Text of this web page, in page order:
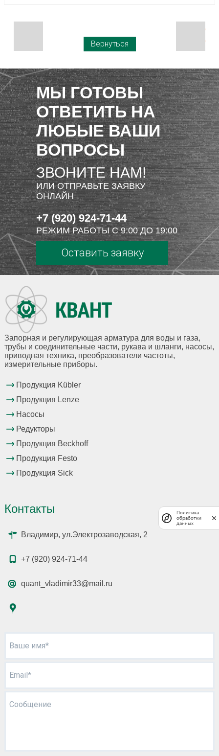
Вернуться
МЫ ГОТОВЫ
ОТВЕТИТЬ НА
ЛЮБЫЕ ВАШИ
ВОПРОСЫ
ЗВОНИТЕ НАМ!
ИЛИ ОТПРАВЬТЕ ЗАЯВКУ
ОНЛАЙН
+7 (920) 924-71-44
РЕЖИМ РАБОТЫ С 9:00 ДО 19:00
Оставить заявку
Запорная и регулирующая арматура для воды и газа,
трубы и соединительные части, рукава и шланги, насосы,
приводная техника, преобразователи частоты,
измерительные приборы.
Продукция Kübler
Продукция Lenze
Насосы
Редукторы
Продукция Beckhoff
Продукция Festo
Продукция Sick
Контакты
Владимир, ул.Электрозаводская, 2
+7 (920) 924-71-44
quant_vladimir33@mail.ru
Ваше имя*
Email*
Сообщение
Политика
обработки
данных